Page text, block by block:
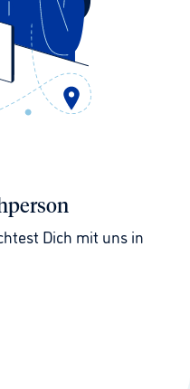
Dich mit uns in